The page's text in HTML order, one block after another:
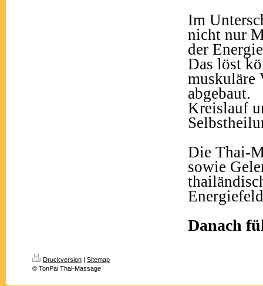
Im
nicht nur
der
Das löst
muskuläre
abgebaut.
Kreislauf
Die Thai-
sowie
Danach
Druckversion | Sitemap
© TonPai Thai-Massage